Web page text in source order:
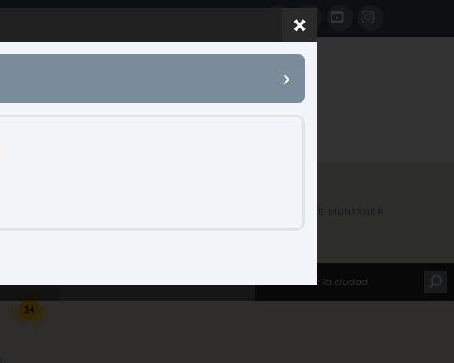
Facebook
LinkedInYouTubeInstagram
UME MUNTANER
14